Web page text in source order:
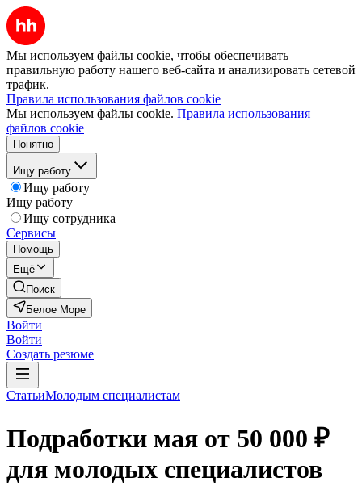
Мы используем файлы cookie, чтобы обеспечивать
правильную работу нашего веб-сайта и анализировать сетевой
трафик.
Правила использования файлов cookie
Мы используем файлы cookie. Правила использования
файлов cookie
Понятно
Ищу работу
Ищу работу
Ищу работу
Ищу сотрудника
Сервисы
Помощь
Ещё
Поиск
Белое Море
Войти
Войти
Создать резюме
СтатьиМолодым специалистам
Подработки мая от 50 000 ₽
для молодых специалистов